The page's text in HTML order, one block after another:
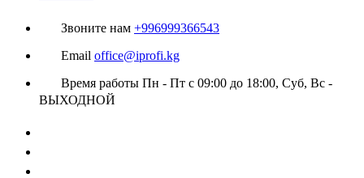
Звоните нам +996999366543
Email office@iprofi.kg
Время работы Пн - Пт с 09:00 до 18:00, Суб, Вс -
ВЫХОДНОЙ